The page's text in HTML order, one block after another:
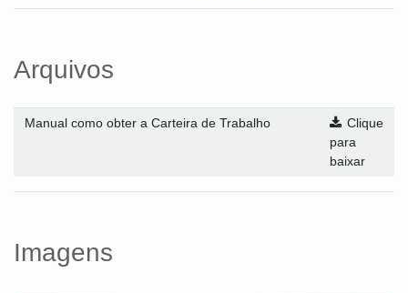
Arquivos
Manual como obter a Carteira de Trabalho
Clique
para
baixar
Imagens